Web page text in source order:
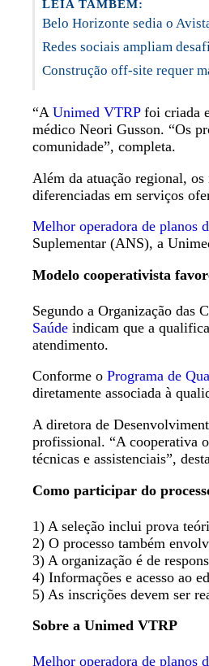
LEIA TAMBÉM:
Belo Horizonte sedia o
Redes sociais ampliam
Construção off-site requer
“AUnimed VTRPfoi criada
médico Neori Gusson. “Os
comunidade”, completa.
Além da atuação regional,
diferenciadas em serviços
Melhor operadora de planos
Suplementar (ANS), a
Modelo cooperativista
Segundo a Organização das
Saúde indicam que a
atendimento.
Conforme oPrograma de
diretamente associada à
A diretora de
profissional. “A cooperativa
técnicas e assistenciais”,
Como participar do
1) A seleção inclui prova
2) O processo também
3) A organização é de
4) Informações e acesso ao
5) As inscrições devem ser
Sobre a Unimed VTRP
Melhor operadora de planos